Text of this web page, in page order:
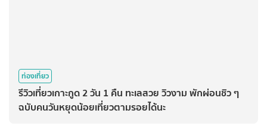
ท่องเที่ยว
รีวิวเที่ยวเกาะกูด 2 วัน 1 คืน ทะเลสวย วิวงาม พักผ่อนชิว ๆ
ฉบับคนวันหยุดน้อยเที่ยวตามรอยได้นะ